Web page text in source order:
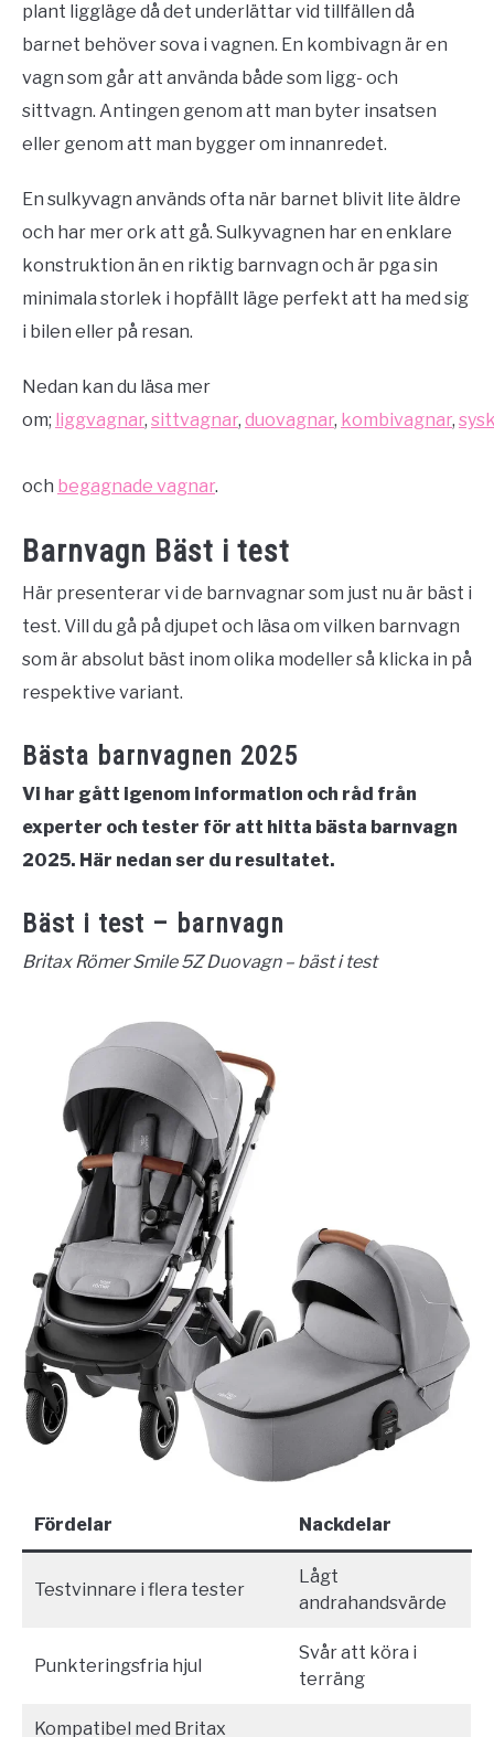
plant liggläge då det underlättar vid tillfällen då
barnet behöver sova i vagnen. En kombivagn är en
vagn som går att använda både som ligg- och
sittvagn. Antingen genom att man byter insatsen
eller genom att man bygger om innanredet.
En sulkyvagn används ofta när barnet blivit lite äldre
och har mer ork att gå. Sulkyvagnen har en enklare
konstruktion än en riktig barnvagn och är pga sin
minimala storlek i hopfällt läge perfekt att ha med sig
i bilen eller på resan.
Nedan kan du läsa mer
om; liggvagnar, sittvagnar, duovagnar, kombivagnar,
och begagnade vagnar.
Barnvagn Bäst i test
Här presenterar vi de barnvagnar som just nu är bäst i
test. Vill du gå på djupet och läsa om vilken barnvagn
som är absolut bäst inom olika modeller så klicka in på
respektive variant.
Bästa barnvagnen 2025
Vi har gått igenom information och råd från
experter och tester för att hitta bästa barnvagn
2025. Här nedan ser du resultatet.
Bäst i test – barnvagn
Britax Römer Smile 5Z Duovagn – bäst i test
Fördelar Nackdelar
Testvinnare i flera tester
Lågt
andrahandsvärde
Punkteringsfria hjul
Svår att köra i
terräng
Kompatibel med Britax